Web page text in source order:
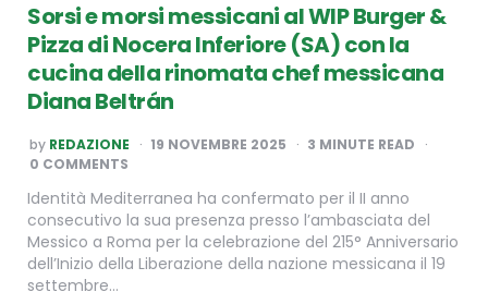
Sorsi e morsi messicani al WIP Burger &
Pizza di Nocera Inferiore (SA) con la
cucina della rinomata chef messicana
Diana Beltrán
POSTED
BY
by REDAZIONE 19 NOVEMBRE 2025 3 MINUTE READ
0 COMMENTS
Identità Mediterranea ha confermato per il II anno
consecutivo la sua presenza presso l’ambasciata del
Messico a Roma per la celebrazione del 215° Anniversario
dell’Inizio della Liberazione della nazione messicana il 19
settembre…